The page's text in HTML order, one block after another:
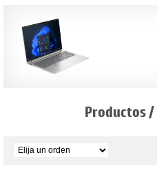
Productos/